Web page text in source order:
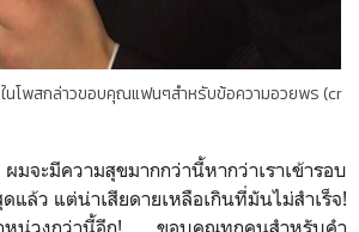
ในโพสกล่าวขอบคุณแฟนๆสำหรับข้อความอวยพร (cr
จะมีความสุขมากกว่านี้หากว่าเราเข้ารอบ
แล้ว แต่น่าเสียดายเหลือเกินที่มันไม่สำเร็จ!